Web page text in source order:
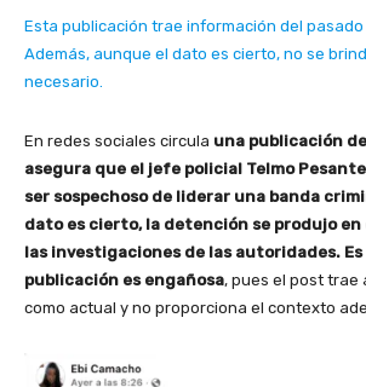
Esta publicación trae información del pasado
Además, aunque el dato es cierto, no se
necesario.
En redes sociales circula una publicación
asegura que el jefe policial Telmo
ser sospechoso de liderar una banda
dato es cierto, la detención se produjo en
las investigaciones de las autoridades.
publicación es engañosa, pues el post trae
como actual y no proporciona el contexto